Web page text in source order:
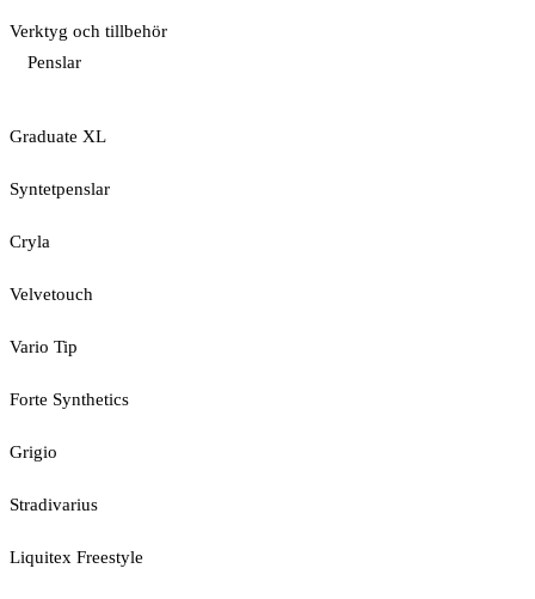
Verktyg och tillbehör
Penslar
Graduate XL
Syntetpenslar
Cryla
Velvetouch
Vario Tip
Forte Synthetics
Grigio
Stradivarius
Liquitex Freestyle